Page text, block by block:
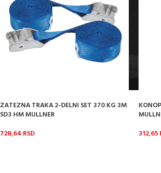
ZATEZNA TRAKA 2-DELNI SET 370 KG 3M
SD3 HM MULLNER
728,64 RSD
312,65